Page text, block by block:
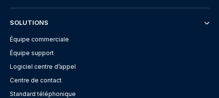
SOLUTIONS
Équipe commerciale
Équipe support
Logiciel centre d’appel
Centre de contact
Standard téléphonique